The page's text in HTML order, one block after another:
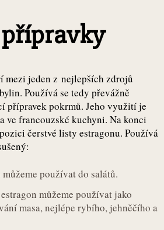
mezi jeden z nejlepších zdrojů
Používá se tedy převážně
přípravek pokrmů. Jeho využití je
ve francouzské kuchyni. Na konci
čerstvé listy estragonu. Používá
používat do salátů.
můžeme používat jako
masa, nejlépe rybího, jehněčího a